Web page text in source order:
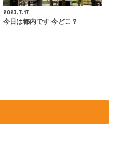
2023.7.17
今日は都内です 今どこ？